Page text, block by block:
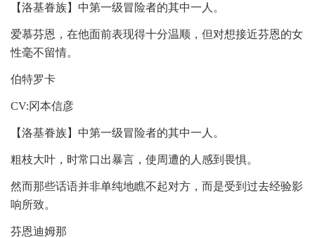
【洛基眷族】中第一级冒险者的其中一人。
爱慕芬恩，在他面前表现得十分温顺，但对想接近芬恩的女
性毫不留情。
伯特罗卡
CV:冈本信彦
【洛基眷族】中第一级冒险者的其中一人。
粗枝大叶，时常口出暴言，使周遭的人感到畏惧。
然而那些话语并非单纯地瞧不起对方，而是受到过去经验影
响所致。
芬恩迪姆那